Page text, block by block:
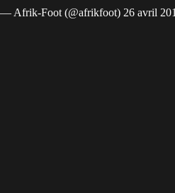
— Afrik-Foot (@afrikfoot) 26 avril